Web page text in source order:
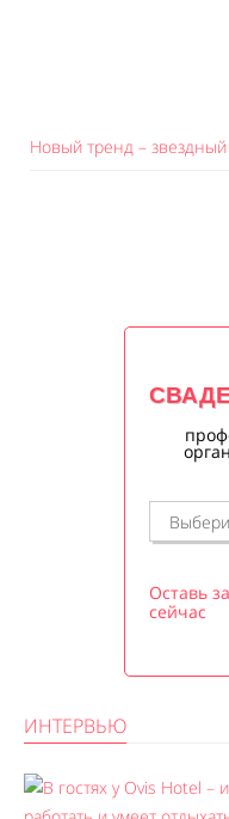
Новый тренд –
Оставь
сейчас
ИНТЕРВЬЮ